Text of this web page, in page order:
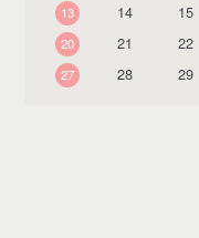
13
14 15
20
21 22
27
28 29